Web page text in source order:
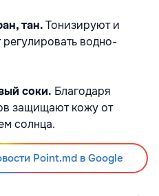
тан.Тонизируют и
водно-
соки. Благодаря
защищают кожу от
солнца.
Point.md в Google